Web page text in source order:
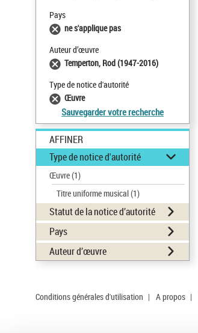
Pays
ne s'applique pas
Auteur d’œuvre
Temperton, Rod (1947-2016)
Type de notice d'autorité
Œuvre
Sauvegarder votre recherche
AFFINER
Type de notice d'autorité
Œuvre(1)
Titre uniforme musical(1)
Statut de la notice d’autorité
Pays
Auteur d’œuvre
Conditions générales d'utilisation | A propos |